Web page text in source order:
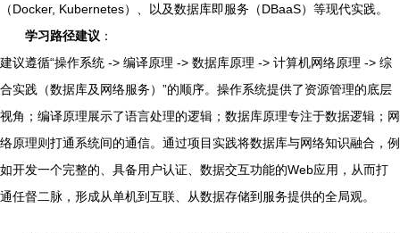
（Docker, Kubernetes）、以及数据库即服务（DBaaS）等现代实践。
学习路径建议 ：
建议遵循“操作系统 -> 编译原理 -> 数据库原理 -> 计算机网络原理 -> 综
合实践（数据库及网络服务）”的顺序。操作系统提供了资源管理的底层
视角；编译原理展示了语言处理的逻辑；数据库原理专注于数据逻辑；网
络原理则打通系统间的通信。通过项目实践将数据库与网络知识融合，例
如开发一个完整的、具备用户认证、数据交互功能的Web应用，从而打
通任督二脉，形成从单机到互联、从数据存储到服务提供的全局观。